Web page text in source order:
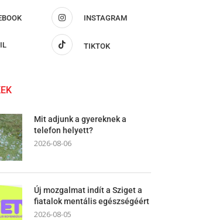
INSTAGRAM
TIKTOK
Mit adjunk a gyereknek a
telefon helyett?
2026-08-06
Új mozgalmat indít a Sziget a
fiatalok mentális egészségéért
2026-08-05